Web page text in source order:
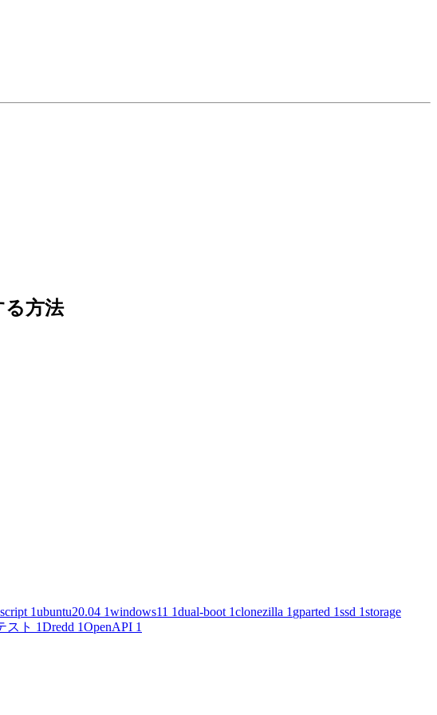
る方法
1ubuntu20.04 1windows11 1dual-boot 1clonezilla 1 gparted 1ssd 1storage
スト 1Dredd 1OpenAPI 1